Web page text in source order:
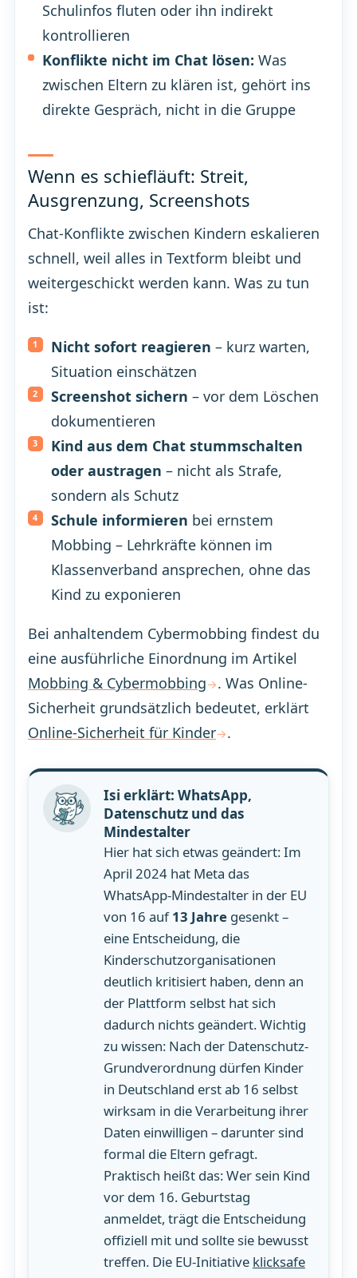
Schulinfos fluten oder ihn indirekt
kontrollieren
Konflikte nicht im Chat lösen: Was
zwischen Eltern zu klären ist, gehört ins
direkte Gespräch, nicht in die Gruppe
Wenn es schiefläuft: Streit,
Ausgrenzung, Screenshots
Chat-Konflikte zwischen Kindern eskalieren
schnell, weil alles in Textform bleibt und
weitergeschickt werden kann. Was zu tun
ist:
Nicht sofort reagieren – kurz warten,
Situation einschätzen
Screenshot sichern – vor dem Löschen
dokumentieren
Kind aus dem Chat stummschalten
oder austragen – nicht als Strafe,
sondern als Schutz
Schule informieren bei ernstem
Mobbing – Lehrkräfte können im
Klassenverband ansprechen, ohne das
Kind zu exponieren
Bei anhaltendem Cybermobbing findest du
eine ausführliche Einordnung im Artikel
Mobbing & Cybermobbing
. Was Online-
Sicherheit grundsätzlich bedeutet, erklärt
Online-Sicherheit für Kinder
.
Isi erklärt: WhatsApp,
Datenschutz und das
Mindestalter
Hier hat sich etwas geändert: Im
April 2024 hat Meta das
WhatsApp-Mindestalter in der EU
von 16 auf13 Jahregesenkt –
eine Entscheidung, die
Kinderschutzorganisationen
deutlich kritisiert haben, denn an
der Plattform selbst hat sich
dadurch nichts geändert. Wichtig
zu wissen: Nach der Datenschutz-
Grundverordnung dürfen Kinder
in Deutschland erst ab 16 selbst
wirksam in die Verarbeitung ihrer
Daten einwilligen – darunter sind
formal die Eltern gefragt.
Praktisch heißt das: Wer sein Kind
vor dem 16. Geburtstag
anmeldet, trägt die Entscheidung
offiziell mit und sollte sie bewusst
treffen. Die EU-Initiative klicksafe